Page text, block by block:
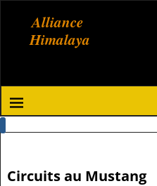
Alliance
Himalaya
Circuits au Mustang